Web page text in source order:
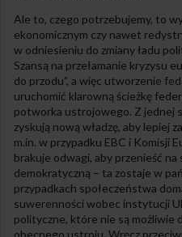
Ale to, czego potrzebujemy, to
ekonomicznym czy nawet
w odniesieniu do zmiany ładu
Szansą na przełamanie kryzysu
do przodu”, a więc utworzenie
uruchomić klarowną ścieżkę
potworka ustrojowego. Z jednej
zyskują nową władzę, aby lepiej
m.in. w przypadku EBC i Komisji
brakuje odwagi, aby przenieść na
demokratyczną – ta zostaje w
przypadkach społeczeństwa
suwerenności wobec instytucji
polityczne, które nie są możliwie
obecnego ustroju. Wręcz